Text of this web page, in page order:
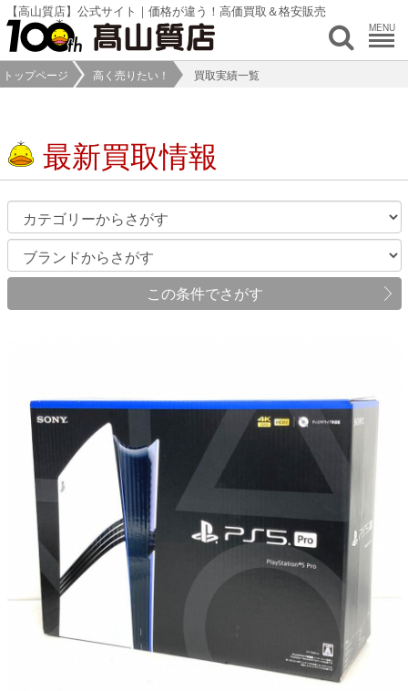
【高山質店】公式サイト｜価格が違う！高価買取＆格安販売
MENU
トップページ 高く売りたい！ 買取実績一覧
最新買取情報
この条件でさがす